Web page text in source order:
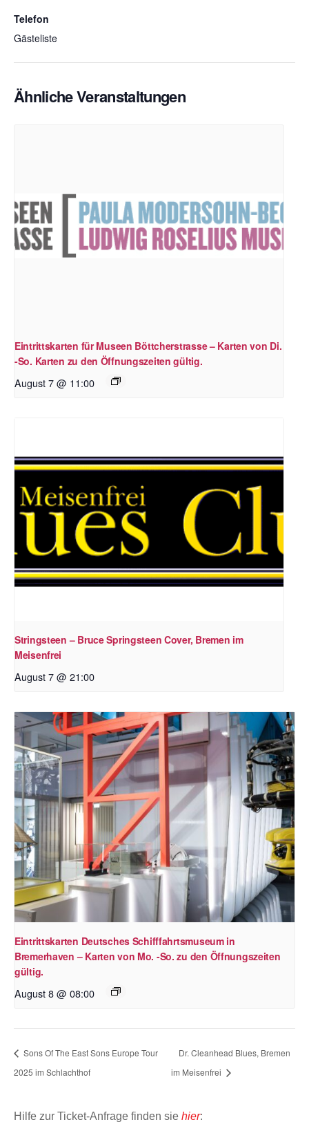
Telefon
Gästeliste
Ähnliche Veranstaltungen
Eintrittskarten für Museen Böttcherstrasse – Karten von Di.
-So. Karten zu den Öffnungszeiten gültig.
August 7 @ 11:00
Stringsteen – Bruce Springsteen Cover, Bremen im
Meisenfrei
August 7 @ 21:00
Eintrittskarten Deutsches Schifffahrtsmuseum in
Bremerhaven – Karten von Mo. -So. zu den Öffnungszeiten
gültig.
August 8 @ 08:00
Sons Of The East Sons Europe Tour
2025 im Schlachthof
Dr. Cleanhead Blues, Bremen
im Meisenfrei
Hilfe zur Ticket-Anfrage finden sie hier: